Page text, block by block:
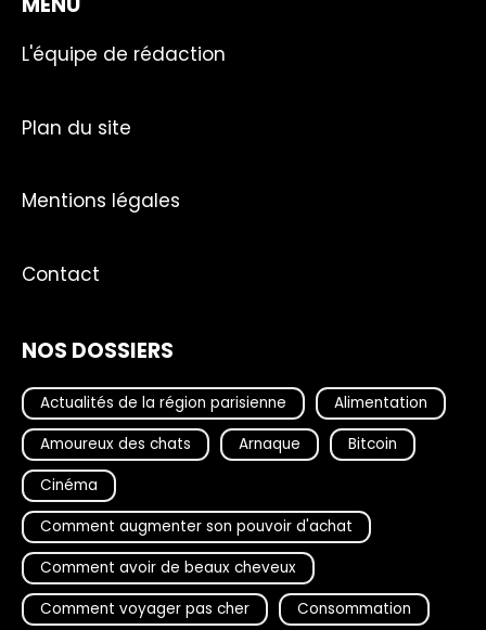
L'équipe de rédaction
Plan du site
Mentions légales
Contact
NOS DOSSIERS
Actualités de la région parisienne
Alimentation
Amoureux des chats
Arnaque
Bitcoin
Cinéma
Comment augmenter son pouvoir d'achat
Comment avoir de beaux cheveux
Comment voyager pas cher
Consommation